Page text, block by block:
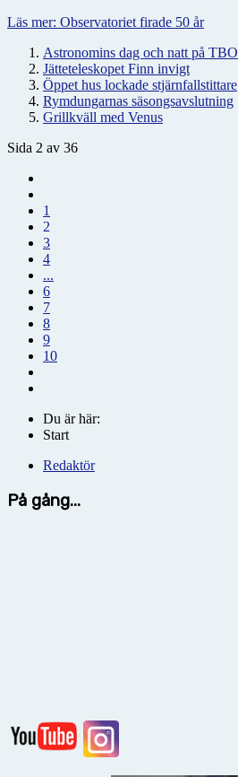
Läs mer: Observatoriet firade 50 år
Astronomins dag och natt på TBO
Jätteteleskopet Finn invigt
Öppet hus lockade stjärnfallstittare
Rymdungarnas säsongsavslutning
Grillkväll med Venus
Sida 2 av 36
1
2
3
4
...
6
7
8
9
10
Du är här:
Start
Redaktör
På gång...